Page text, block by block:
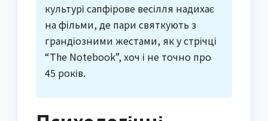
культурі сапфірове весілля надихає
на фільми, де пари святкують з
грандіозними жестами, як у стрічці
“The Notebook”, хоч і не точно про
45 років.